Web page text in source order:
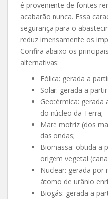
é proveniente de fontes
acabarão nunca. Essa
segurança para o
reduz imensamente os
Confira abaixo os
alternativas:
Eólica: gerada a
Solar: gerada a
Geotérmica: gerada
do núcleo da Terra;
Mare motriz (dos
das ondas;
Biomassa: obtida a
origem vegetal
Nuclear: gerada por
átomo de urânio
Biogás: gerada a